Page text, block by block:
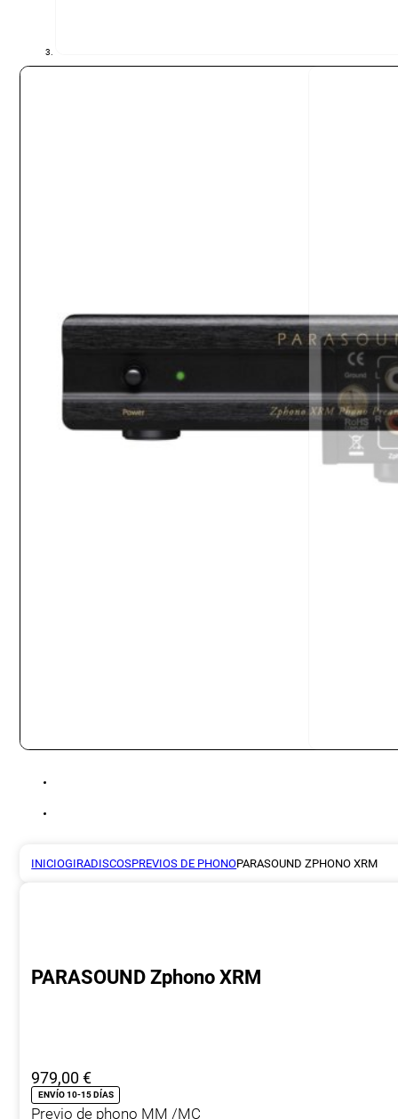
INICIOGIRADISCOSPREVIOS DE PHONOPARASOUND ZPHONO XRM
PARASOUND Zphono XRM
979,00€
ENVÍO 10-15 DÍAS
Previo de phono MM /MC